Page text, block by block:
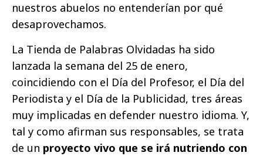
nuestros abuelos no entenderían por qué
desaprovechamos.
La Tienda de Palabras Olvidadas ha sido
lanzada la semana del 25 de enero,
coincidiendo con el Día del Profesor, el Día del
Periodista y el Día de la Publicidad, tres áreas
muy implicadas en defender nuestro idioma. Y,
tal y como afirman sus responsables, se trata
de un proyecto vivo que se irá nutriendo con